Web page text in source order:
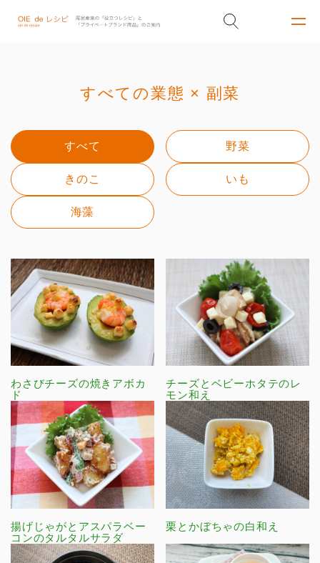
すべての業態 × 副菜
すべて 野菜
きのこ いも
海藻
わさびチーズの焼きアボカ
ド
チーズとベビーホタテのレ
モン和え
揚げじゃがとアスパラベー
コンのタルタルサラダ
栗とかぼちゃの白和え